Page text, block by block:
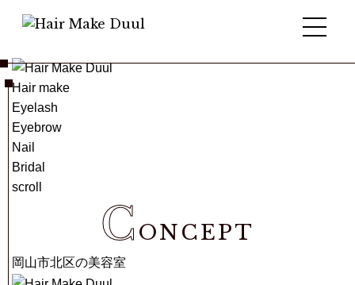
Hair make
Eyelash
Eyebrow
Nail
Bridal
scroll
C ONCEPT
岡山市北区の美容室